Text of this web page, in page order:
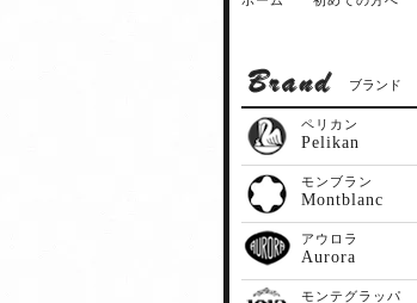
ブランド
ペリカン
Pelikan
モンブラン
Montblanc
アウロラ
Aurora
モンテグラッパ